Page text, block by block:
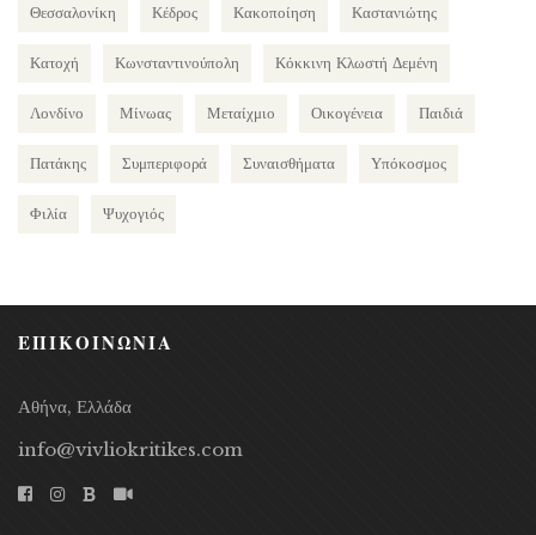
Θεσσαλονίκη Κέδρος Κακοποίηση Καστανιώτης
Κατοχή Κωνσταντινούπολη Κόκκινη Κλωστή Δεμένη
Λονδίνο Μίνωας Μεταίχμιο Οικογένεια Παιδιά
Πατάκης Συμπεριφορά Συναισθήματα Υπόκοσμος
Φιλία Ψυχογιός
ΕΠΙΚΟΙΝΩΝΙΑ
Αθήνα, Ελλάδα
info@vivliokritikes.com